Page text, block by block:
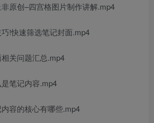
原创–四宫格图片制作讲解.mp4
!快速筛选笔记封面.mp4
关问题汇总.mp4
笔记内容.mp4
容的核心有哪些.mp4